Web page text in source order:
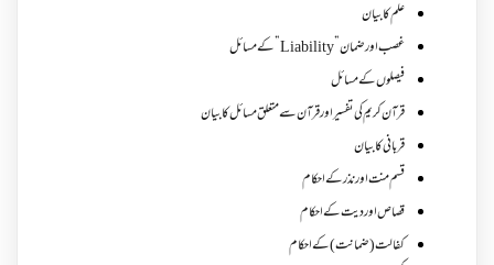
علم کا بیان
غصب اورضمان”Liability” کے مسائل
فیصلوں کے مسائل
قرآن کریم کی تفسیر اور قرآن سے متعلق مسائل کا بیان
قربانی کا بیان
قسم منت اور نذر کے احکام
قصاص اور دیت کے احکام
کفالت (ضمانت) کے احکام